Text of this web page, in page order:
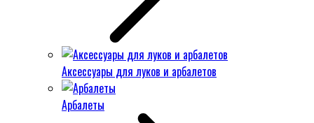
Аксессуары для луков и арбалетов
Арбалеты